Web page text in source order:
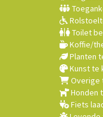
Toilet
Koffie/
Planten
Kunst te
Overige
Honden
Fiets